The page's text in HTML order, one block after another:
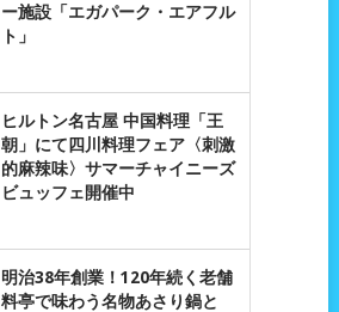
ー施設「エガパーク・エアフル
ト」
ヒルトン名古屋 中国料理「王
朝」にて四川料理フェア〈刺激
的麻辣味〉サマーチャイニーズ
ビュッフェ開催中
明治38年創業！120年続く老舗
料亭で味わう名物あさり鍋と